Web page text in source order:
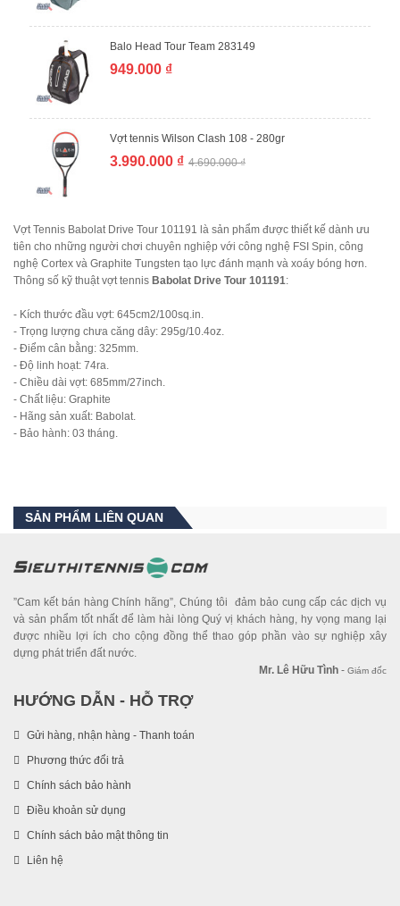
Balo Head Tour Team 283149
949.000 ₫
Vợt tennis Wilson Clash 108 - 280gr
4.690.000 ₫
3.990.000 ₫
Vợt Tennis Babolat Drive Tour 101191 là sản phẩm được thiết kế dành ưu
tiên cho những người chơi chuyên nghiệp với công nghệ FSI Spin, công
nghệ Cortex và Graphite Tungsten tạo lực đánh mạnh và xoáy bóng hơn.
Thông số kỹ thuật vợt tennis Babolat Drive Tour 101191:
- Kích thước đầu vợt: 645cm2/100sq.in.
- Trọng lượng chưa căng dây: 295g/10.4oz.
- Điểm cân bằng: 325mm.
- Độ linh hoạt: 74ra.
- Chiều dài vợt: 685mm/27inch.
- Chất liệu: Graphite
- Hãng sản xuất: Babolat.
- Bảo hành: 03 tháng.
SẢN PHẨM LIÊN QUAN
”Cam kết bán hàng Chính hãng”, Chúng tôi đảm bảo cung cấp các dịch vụ
và sản phẩm tốt nhất để làm hài lòng Quý vị khách hàng, hy vọng mang lại
được nhiều lợi ích cho cộng đồng thể thao góp phần vào sự nghiệp xây
dựng phát triển đất nước.
Mr. Lê Hữu Tình - Giám đốc
HƯỚNG DẪN - HỖ TRỢ
Gửi hàng, nhận hàng - Thanh toán
Phương thức đổi trả
Chính sách bảo hành
Điều khoản sử dụng
Chính sách bảo mật thông tin
Liên hệ